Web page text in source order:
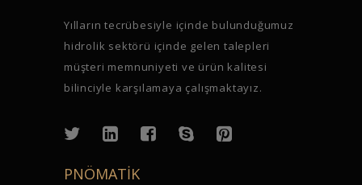
Yılların tecrübesiyle içinde bulunduğumuz
hidrolik sektörü içinde gelen talepleri
müşteri memnuniyeti ve ürün kalitesi
bilinciyle karşılamaya çalışmaktayız.
PNÖMATİK